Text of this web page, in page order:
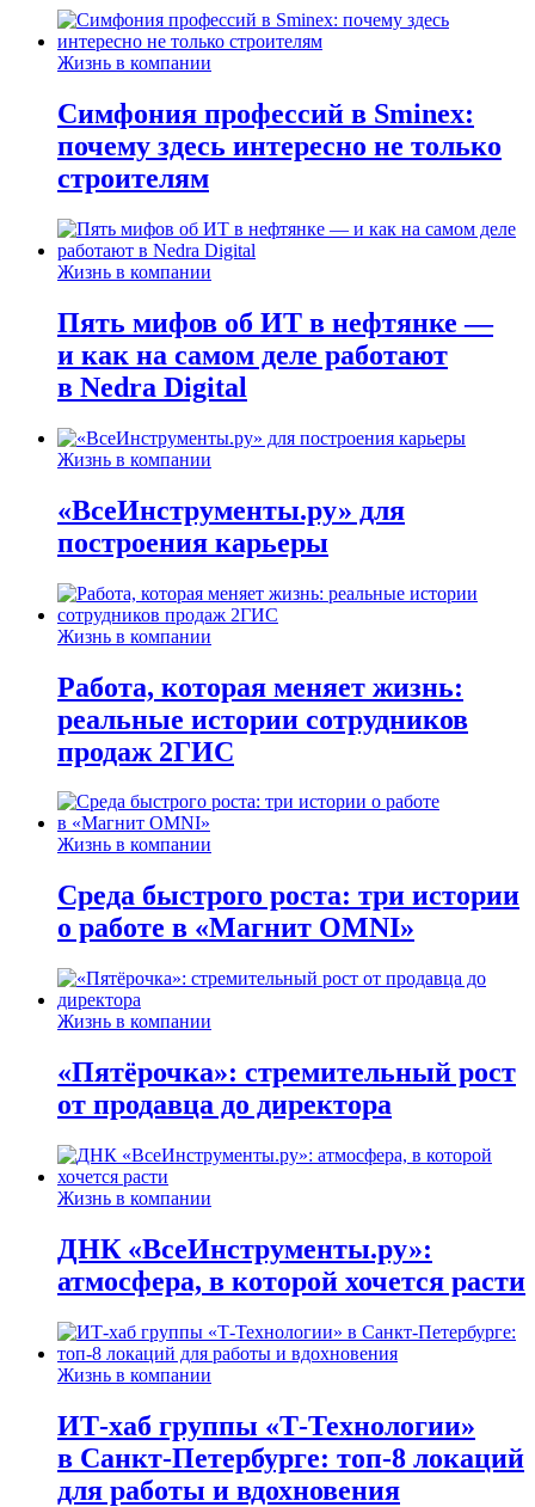
Жизнь в компании
Симфония профессий в Sminex:
почему здесь интересно не только
строителям
Жизнь в компании
Пять мифов об ИТ в нефтянке —
и как на самом деле работают
в Nedra Digital
Жизнь в компании
«ВсеИнструменты.ру» для
построения карьеры
Жизнь в компании
Работа, которая меняет жизнь:
реальные истории сотрудников
продаж 2ГИС
Жизнь в компании
Среда быстрого роста: три истории
о работе в «Магнит OMNI»
Жизнь в компании
«Пятёрочка»: стремительный рост
от продавца до директора
Жизнь в компании
ДНК «ВсеИнструменты.ру»:
атмосфера, в которой хочется расти
Жизнь в компании
ИТ-хаб группы «Т-Технологии»
в Санкт-Петербурге: топ-8 локаций
для работы и вдохновения